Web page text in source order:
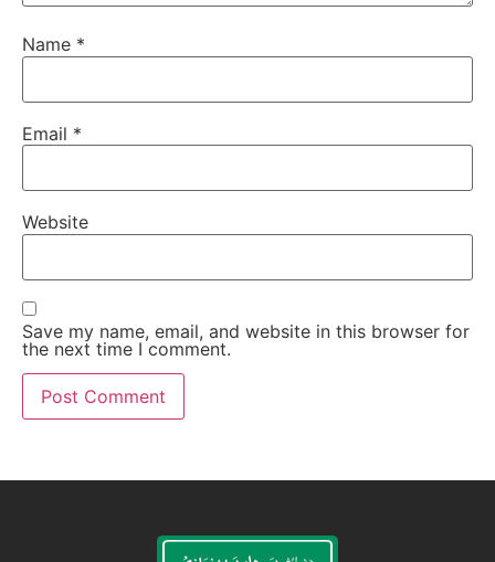
Name *
Email *
Website
Save my name, email, and website in this browser for
the next time I comment.